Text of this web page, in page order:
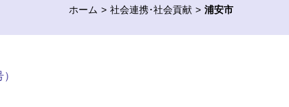
ホーム 社会連携･社会貢献 浦安市